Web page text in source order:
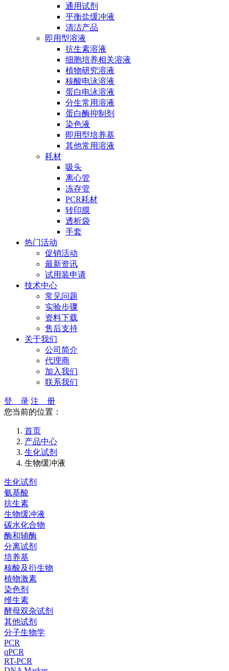
通用试剂
平衡盐缓冲液
清洁产品
即用型溶液
抗生素溶液
细胞培养相关溶液
植物研究溶液
核酸电泳溶液
蛋白电泳溶液
分生常用溶液
蛋白酶抑制剂
染色液
即用型培养基
其他常用溶液
耗材
吸头
离心管
冻存管
PCR耗材
转印膜
透析袋
手套
热门活动
促销活动
最新资讯
试用装申请
技术中心
常见问题
实验步骤
资料下载
售后支持
关于我们
公司简介
代理商
加入我们
联系我们
登 录 注 册
您当前的位置：
首页
产品中心
生化试剂
生物缓冲液
生化试剂
氨基酸
抗生素
生物缓冲液
碳水化合物
酶和辅酶
分离试剂
培养基
核酸及衍生物
植物激素
染色剂
维生素
酵母双杂试剂
其他试剂
分子生物学
PCR
qPCR
RT-PCR